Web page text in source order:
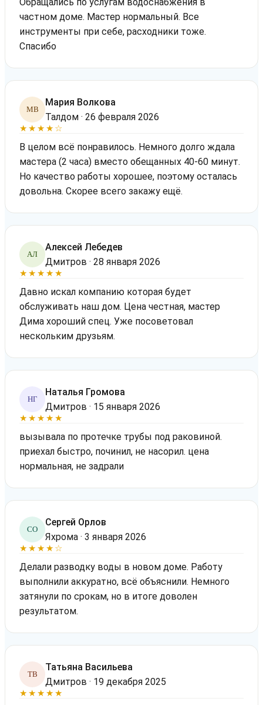
частном доме. Мастер нормальный. Все
инструменты при себе, расходники тоже.
Спасибо
МВ
Мария Волкова
Талдом · 26 февраля 2026
★★★★☆
В целом всё понравилось. Немного долго ждала
мастера (2 часа) вместо обещанных 40-60 минут.
Но качество работы хорошее, поэтому осталась
довольна. Скорее всего закажу ещё.
АЛ
Алексей Лебедев
Дмитров · 28 января 2026
★★★★★
Давно искал компанию которая будет
обслуживать наш дом. Цена честная, мастер
Дима хороший спец. Уже посоветовал
нескольким друзьям.
НГ
Наталья Громова
Дмитров · 15 января 2026
★★★★★
вызывала по протечке трубы под раковиной.
приехал быстро, починил, не насорил. цена
нормальная, не задрали
СО
Сергей Орлов
Яхрома · 3 января 2026
★★★★☆
Делали разводку воды в новом доме. Работу
выполнили аккуратно, всё объяснили. Немного
затянули по срокам, но в итоге доволен
результатом.
ТВ
Татьяна Васильева
Дмитров · 19 декабря 2025
★★★★★